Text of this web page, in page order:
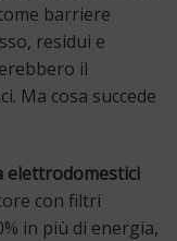
barriere
residui e
il
Ma cosa succede
elettrodomestici
con filtri
in più di energia,